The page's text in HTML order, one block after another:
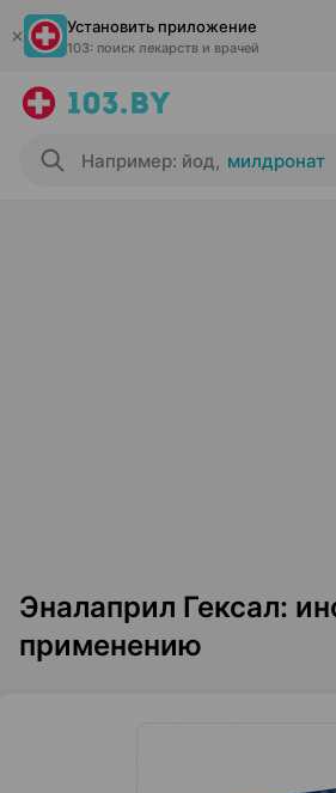
Установить приложение
103: поиск лекарств и врачей
Например: йод, милдронат
Эналаприл Гексал:
применению